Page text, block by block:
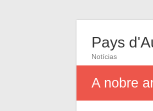
Pays
Notícias
A nobre